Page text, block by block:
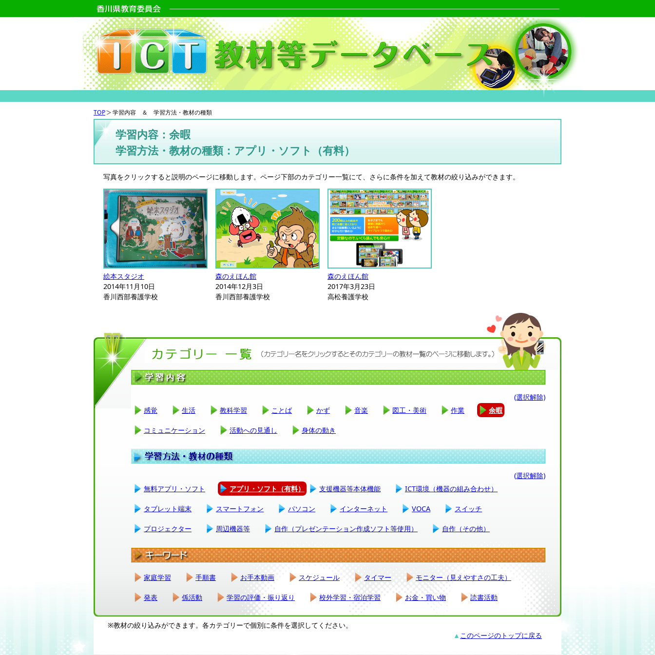
TOP 学習内容 ＆ 学習方法・教材の種類
学習内容：余暇
学習方法・教材の種類：アプリ・ソフト（有料）
写真をクリックすると説明のページに移動します。ページ下部のカテゴリー一覧にて、さらに条件を加えて教材の絞り込みができます。
絵本スタジオ
2014年11月10日
香川西部養護学校
森のえほん館
2014年12月3日
香川西部養護学校
森のえほん館
2017年3月23日
高松養護学校
(選択解除)
感覚
生活 教科学習 ことば かず 音楽 図工・美術 作業 余暇
コミュニケーション 活動への見通し 身体の動き
(選択解除)
無料アプリ・ソフト
アプリ・ソフト（有料） 支援機器等本体機能 ICT環境（機器の組み合わせ）
タブレット端末 スマートフォン パソコン インターネット VOCA スイッチ
プロジェクター 周辺機器等 自作（プレゼンテーション作成ソフト等使用） 自作（その他）
家庭学習 手順書 お手本動画 スケジュール タイマー モニター（見えやすさの工夫）
発表 係活動 学習の評価・振り返り 校外学習・宿泊学習 お金・買い物 読書活動
※教材の絞り込みができます。各カテゴリーで個別に条件を選択してください。
▲ このページのトップに戻る